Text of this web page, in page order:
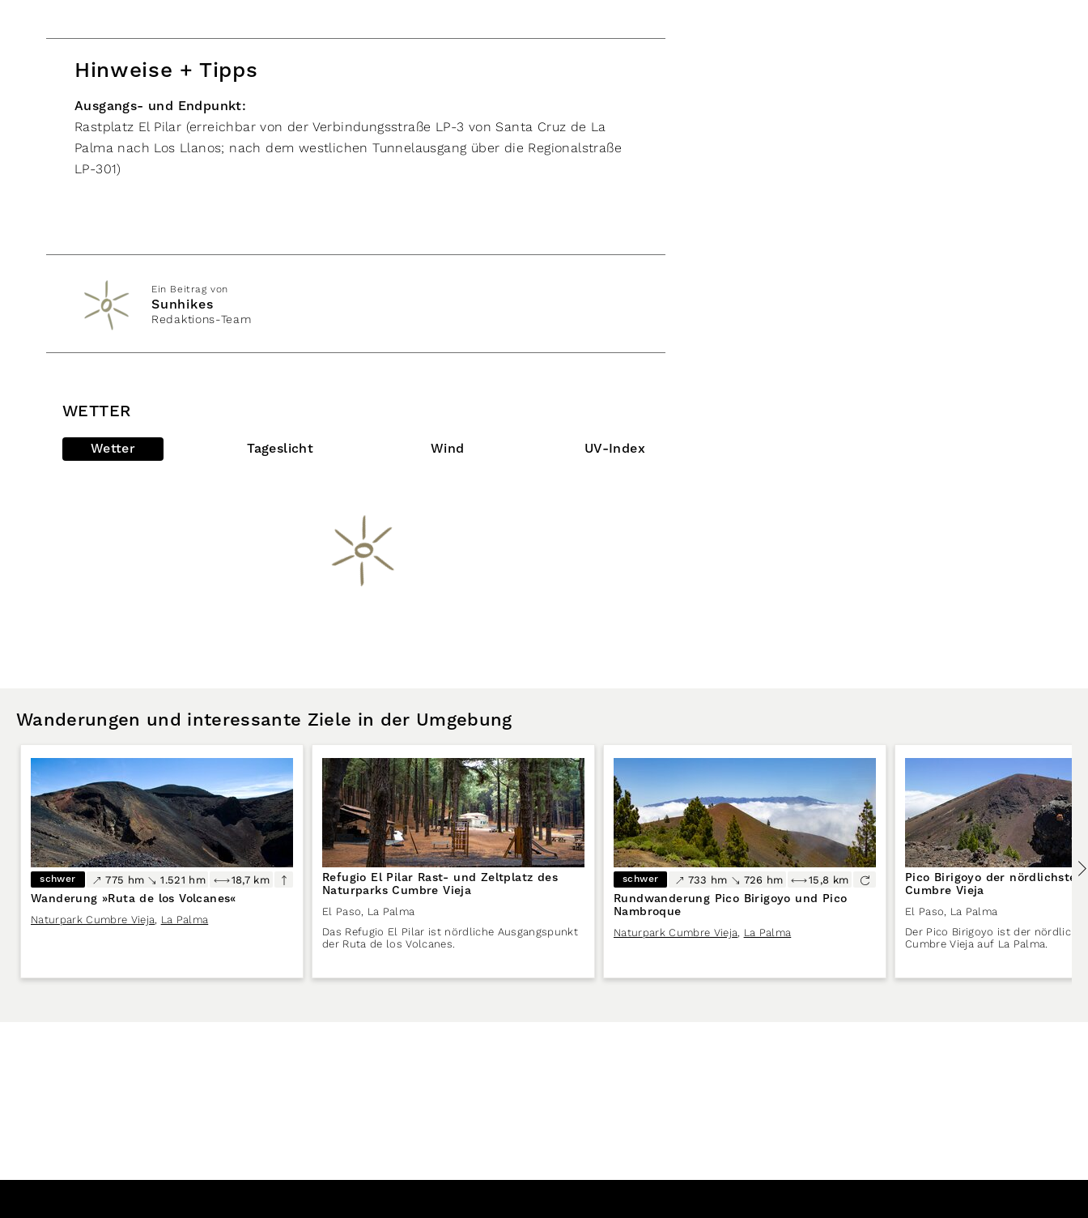
Hinweise + Tipps
Ausgangs- und Endpunkt:
Rastplatz El Pilar (erreichbar von der Verbindungsstraße LP-3 von Santa Cruz de La
Palma nach Los Llanos; nach dem westlichen Tunnelausgang über die Regionalstraße
LP-301)
Ein Beitrag von
Sunhikes
Redaktions-Team
WETTER
Wetter Tageslicht Wind UV-Index
Wanderungen und interessante Ziele in der Umgebung
schwer 775 hm 1.521 hm 18,7 km
Wanderung »Ruta de los Volcanes«
Naturpark Cumbre Vieja, La Palma
Refugio El Pilar Rast- und Zeltplatz des
Naturparks Cumbre Vieja
El Paso, La Palma
Das Refugio El Pilar ist nördliche Ausgangspunkt
der Ruta de los Volcanes.
schwer 733 hm 726 hm 15,8 km
Rundwanderung Pico Birigoyo und Pico
Nambroque
Naturpark Cumbre Vieja, La Palma
Pico Birigoyo der nördlichste
Cumbre Vieja
El Paso, La Palma
Der Pico Birigoyo ist der
Cumbre Vieja auf La Palma.